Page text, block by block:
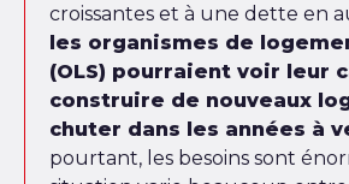
croissantes et à une dette en
les organismes de
(OLS) pourraient voir leur
construire de nouveaux
chuter dans les années à
pourtant, les besoins sont